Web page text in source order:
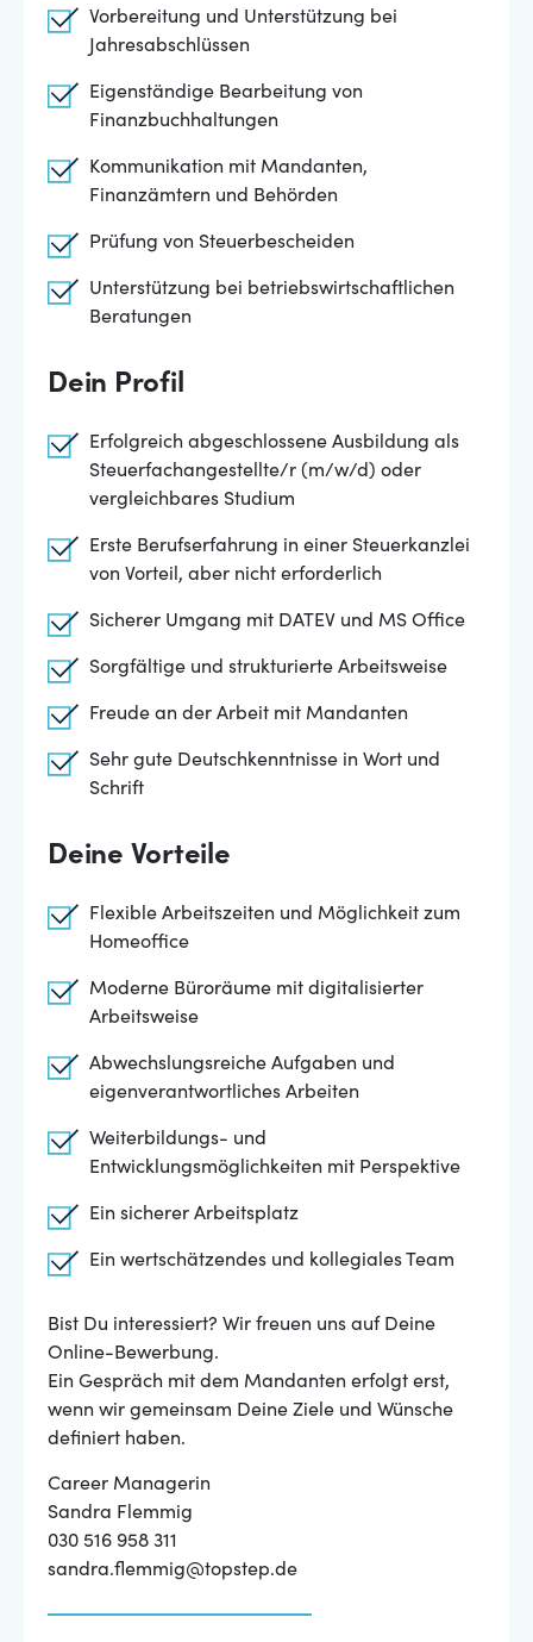
Vorbereitung und Unterstützung bei
Jahresabschlüssen
Eigenständige Bearbeitung von
Finanzbuchhaltungen
Kommunikation mit Mandanten,
Finanzämtern und Behörden
Prüfung von Steuerbescheiden
Unterstützung bei betriebswirtschaftlichen
Beratungen
Dein Profil
Erfolgreich abgeschlossene Ausbildung als
Steuerfachangestellte/r (m/w/d) oder
vergleichbares Studium
Erste Berufserfahrung in einer Steuerkanzlei
von Vorteil, aber nicht erforderlich
Sicherer Umgang mit DATEV und MS Office
Sorgfältige und strukturierte Arbeitsweise
Freude an der Arbeit mit Mandanten
Sehr gute Deutschkenntnisse in Wort und
Schrift
Deine Vorteile
Flexible Arbeitszeiten und Möglichkeit zum
Homeoffice
Moderne Büroräume mit digitalisierter
Arbeitsweise
Abwechslungsreiche Aufgaben und
eigenverantwortliches Arbeiten
Weiterbildungs- und
Entwicklungsmöglichkeiten mit Perspektive
Ein sicherer Arbeitsplatz
Ein wertschätzendes und kollegiales Team
Bist Du interessiert? Wir freuen uns auf Deine
Online-Bewerbung.
Ein Gespräch mit dem Mandanten erfolgt erst,
wenn wir gemeinsam Deine Ziele und Wünsche
definiert haben.
Career Managerin
Sandra Flemmig
030 516 958 311
sandra.flemmig@topstep.de